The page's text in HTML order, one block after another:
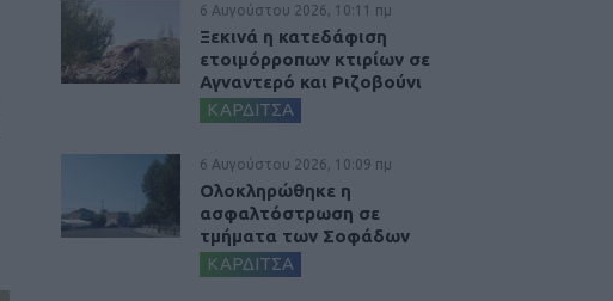
6 Αυγούστου 2026, 10:11 πμ
Ξεκινά η κατεδάφιση
ετοιμόρροπων κτιρίων σε
Αγναντερό και Ριζοβούνι
ΚΑΡΔΙΤΣΑ
6 Αυγούστου 2026, 10:09 πμ
Ολοκληρώθηκε η
ασφαλτόστρωση σε
τμήματα των Σοφάδων
ΚΑΡΔΙΤΣΑ